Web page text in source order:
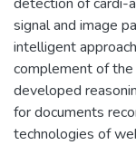
signal and image
intelligent
complement of
developed
for documents
technologies of